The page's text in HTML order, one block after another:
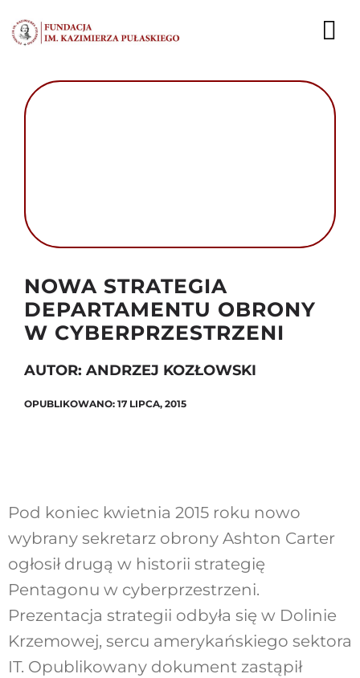
do
zawartości
KARIERA
KONTAKT
NOWA STRATEGIA
DEPARTAMENTU OBRONY
W CYBERPRZESTRZENI
AUTOR: ANDRZEJ KOZŁOWSKI
OPUBLIKOWANO: 17 LIPCA, 2015
Pod koniec kwietnia 2015 roku nowo
wybrany sekretarz obrony Ashton Carter
ogłosił drugą w historii strategię
Pentagonu w cyberprzestrzeni.
Prezentacja strategii odbyła się w Dolinie
Krzemowej, sercu amerykańskiego sektora
IT. Opublikowany dokument zastąpił